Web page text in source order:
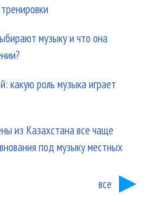
музыку и что она
какую роль музыка играет
из Казахстана все чаще
под музыку местных
все